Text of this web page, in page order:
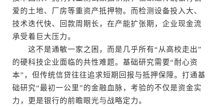
爱的土地、厂房等重资产抵押物。而检测设备投入大、
技术迭代快、回款周期长，在产能扩张期，企业现金流
承受着巨大压力。
这不是通敏一家之困，而是几乎所有“从高校走出”
的硬科技企业面临的共性难题。基础研究需要“耐心资
本”，但传统信贷往往追求短期回报与抵押保障。打通基
础研究“最初一公里”的金融血脉，考验的不仅是资金实
力，更是银行的前瞻眼光与战略定力。